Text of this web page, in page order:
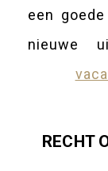
een
nieuwe
RECHT